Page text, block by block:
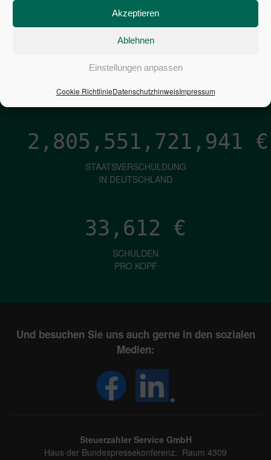
Akzeptieren
Ablehnen
Einstellungen anpassen
Cookie RichtlinieDatenschutzhinweisImpressum
PRO SEKUNDE
2,805,551,723,211 €
STAATSVERSCHULDUNG
IN DEUTSCHLAND
33,612 €
SCHULDEN
PRO KOPF
Und besuchen Sie uns auch gerne in den sozialen
Medien:
Steuerzahler Service GmbH
Haus der Bundespressekonferenz, Raum 4309